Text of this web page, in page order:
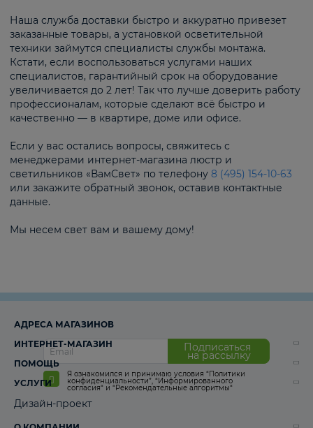
Наша служба доставки быстро и аккуратно привезет
заказанные товары, а установкой осветительной
техники займутся специалисты службы монтажа.
Кстати, если воспользоваться услугами наших
специалистов, гарантийный срок на оборудование
увеличивается до 2 лет! Так что лучше доверить работу
профессионалам, которые сделают всё быстро и
качественно — в квартире, доме или офисе.
Если у вас остались вопросы, свяжитесь с
менеджерами интернет-магазина люстр и
светильников «ВамСвет» по телефону 8 (495) 154-10-63
или закажите обратный звонок, оставив контактные
данные.
Мы несем свет вам и вашему дому!
Подписаться
на рассылку
Я ознакомился и принимаю условия “Политики
конфиденциальности”, “Информированного
согласия“ и “Рекомендательные алгоритмы“
АДРЕСА МАГАЗИНОВ
ИНТЕРНЕТ-МАГАЗИН
ПОМОЩЬ
УСЛУГИ
Дизайн-проект